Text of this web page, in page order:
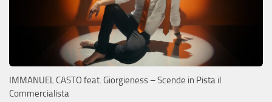
IMMANUEL CASTO feat. Giorgieness – Scende in Pista il
Commercialista